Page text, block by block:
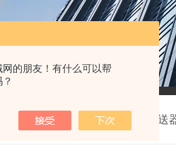
网的朋友！有什么可以帮
产品中心 横河压力差压变送